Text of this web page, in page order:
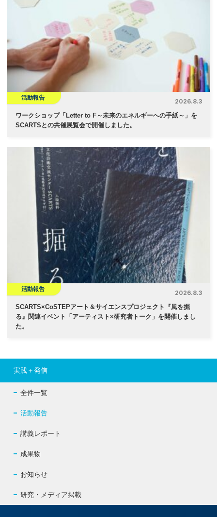
活動報告
2026.8.3
ワークショップ「Letter to F～未来のエネルギーへの手紙～」を
SCARTSとの共催展覧会で開催しました。
活動報告
2026.8.3
SCARTS×CoSTEPアート＆サイエンスプロジェクト『風を掘
る』関連イベント「アーティスト×研究者トーク」を開催しまし
た。
実践＋発信
全件一覧
活動報告
講義レポート
成果物
お知らせ
研究・メディア掲載